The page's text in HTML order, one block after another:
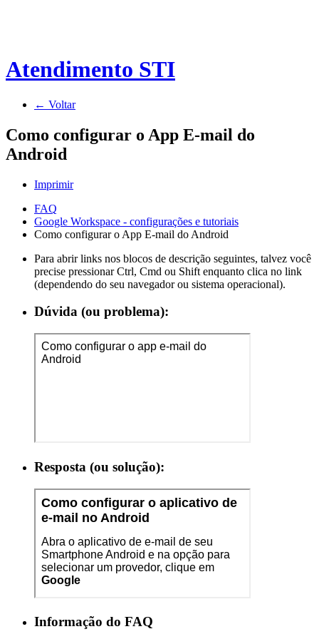
Atendimento STI
← Voltar
Como configurar o App E-mail do
Android
Imprimir
FAQ
Google Workspace - configurações e tutoriais
Como configurar o App E-mail do Android
Para abrir links nos blocos de descrição seguintes, talvez você
precise pressionar Ctrl, Cmd ou Shift enquanto clica no link
(dependendo do seu navegador ou sistema operacional).
Dúvida (ou problema):
Resposta (ou solução):
Informação do FAQ